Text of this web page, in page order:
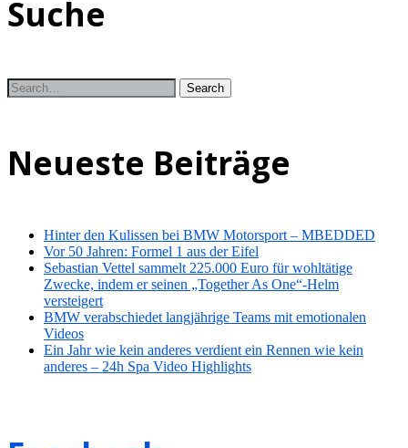
Suche
Neueste Beiträge
Hinter den Kulissen bei BMW Motorsport – MBEDDED
Vor 50 Jahren: Formel 1 aus der Eifel
Sebastian Vettel sammelt 225.000 Euro für wohltätige
Zwecke, indem er seinen „Together As One“-Helm
versteigert
BMW verabschiedet langjährige Teams mit emotionalen
Videos
Ein Jahr wie kein anderes verdient ein Rennen wie kein
anderes – 24h Spa Video Highlights